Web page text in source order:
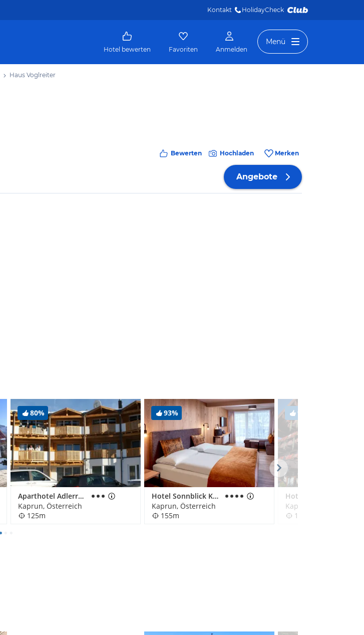
Kontakt HolidayCheck
Hotel bewerten Favoriten Anmelden
Menü
Haus Voglreiter
Bewerten Hochladen Merken
Angebote
80%
Aparthotel Adlerresort
Kaprun, Österreich
125m
93%
Hotel Sonnblick Kaprun
Kaprun, Österreich
155m
98%
Kaprun, Österreich
189m